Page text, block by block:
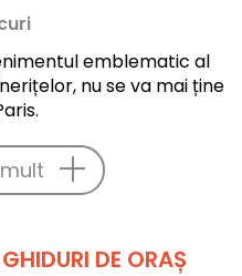
emblematic al
nu se va mai ține
DE ORAȘ